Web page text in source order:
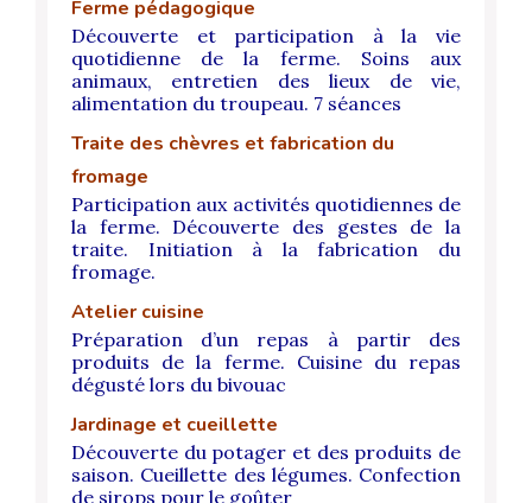
Ferme pédagogique
Découverte et participation à la vie
quotidienne de la ferme. Soins aux
animaux, entretien des lieux de vie,
alimentation du troupeau. 7 séances
Traite des chèvres et fabrication du
fromage
Participation aux activités quotidiennes de
la ferme. Découverte des gestes de la
traite. Initiation à la fabrication du
fromage.
Atelier cuisine
Préparation d’un repas à partir des
produits de la ferme. Cuisine du repas
dégusté lors du bivouac
Jardinage et cueillette
Découverte du potager et des produits de
saison. Cueillette des légumes. Confection
de sirops pour le goûter